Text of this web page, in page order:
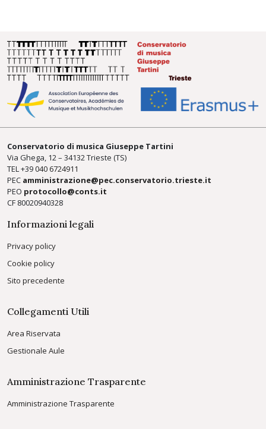
Conservatorio di musica Giuseppe Tartini
Via Ghega, 12 – 34132 Trieste (TS)
TEL +39040 6724911
PEC amministrazione@pec.conservatorio.trieste.it
PEO protocollo@conts.it
CF 80020940328
Informazioni legali
Privacy policy
Cookie policy
Sito precedente
Collegamenti Utili
Area Riservata
Gestionale Aule
Amministrazione Trasparente
Amministrazione Trasparente